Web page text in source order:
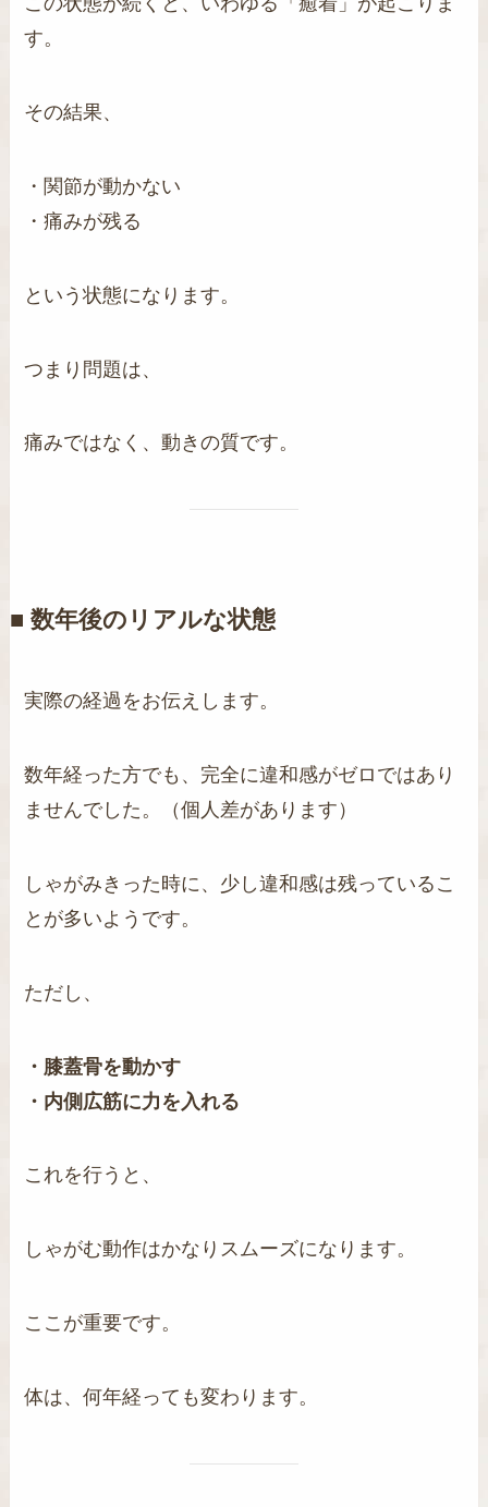
す。
その結果、
・関節が動かない
・痛みが残る
という状態になります。
つまり問題は、
痛みではなく、動きの質です。
■ 数年後のリアルな状態
実際の経過をお伝えします。
数年経った方でも、完全に違和感がゼロではあり
ませんでした。（個人差があります）
しゃがみきった時に、少し違和感は残っているこ
とが多いようです。
ただし、
・膝蓋骨を動かす
・内側広筋に力を入れる
これを行うと、
しゃがむ動作はかなりスムーズになります。
ここが重要です。
体は、何年経っても変わります。